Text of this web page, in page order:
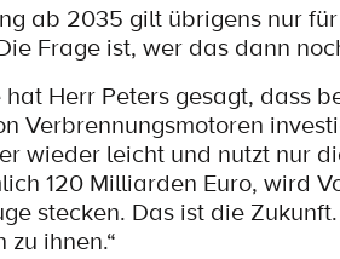
ab 2035 gilt übrigens nur
Frage ist, wer das dann
Herr Peters gesagt, dass
Verbrennungsmotoren
wieder leicht und nutzt nur
120 Milliarden Euro, wird
stecken. Das ist die
ihnen.“